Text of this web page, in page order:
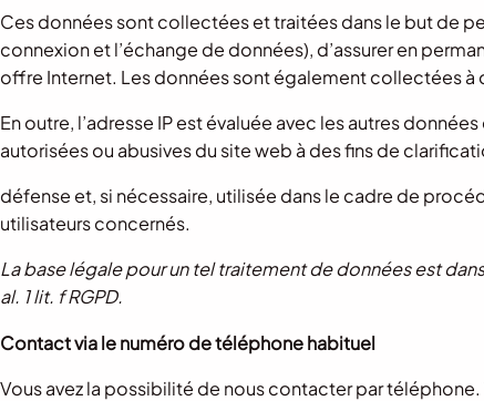
Ces données sont collectées et traitées dans le but de
connexion et l’échange de données), d’assurer en
offre Internet. Les données sont également collectées à
En outre, l’adresse IP est évaluée avec les autres
autorisées ou abusives du site web à des fins de
défense et, si nécessaire, utilisée dans le cadre de
utilisateurs concernés.
La base légale pour un tel traitement de données est dans
al. 1 lit. f RGPD.
Contact via le numéro de téléphone habituel
Vous avez la possibilité de nous contacter par